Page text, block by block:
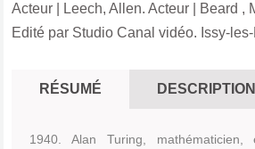
Acteur
Leech, Allen. Acteur
Beard ,
Edité par Studio Canal vidéo. Issy-
RÉSUMÉ DESCRIPTION
1940. Alan Turing,